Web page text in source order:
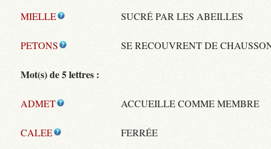
MIELLE SUCRÉ PAR LES ABEILLES
PETONS SE RECOUVRENT DE
Mot(s) de 5 lettres :
ADMET ACCUEILLE COMME MEMBRE
CALEE FERRÉE